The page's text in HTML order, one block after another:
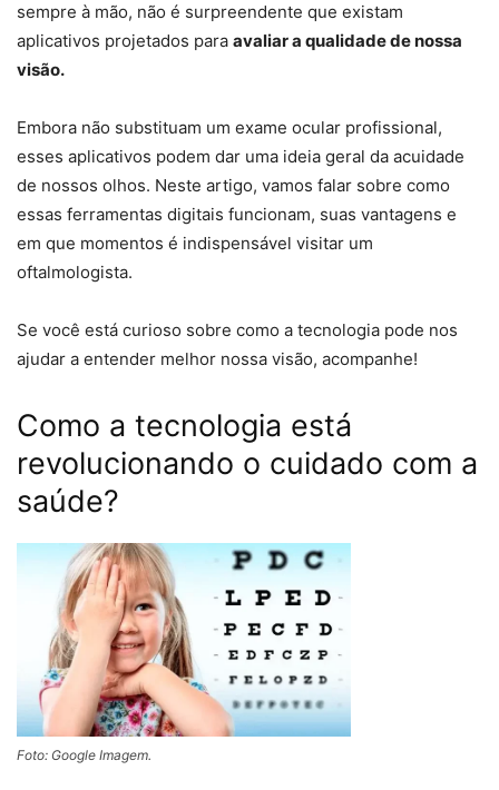
sempre à mão, não é surpreendente que existam
aplicativos projetados para avaliar a qualidade de nossa
visão.
Embora não substituam um exame ocular profissional,
esses aplicativos podem dar uma ideia geral da acuidade
de nossos olhos. Neste artigo, vamos falar sobre como
essas ferramentas digitais funcionam, suas vantagens e
em que momentos é indispensável visitar um
oftalmologista.
Se você está curioso sobre como a tecnologia pode nos
ajudar a entender melhor nossa visão, acompanhe!
Como a tecnologia está
revolucionando o cuidado com a
saúde?
Foto: Google Imagem.